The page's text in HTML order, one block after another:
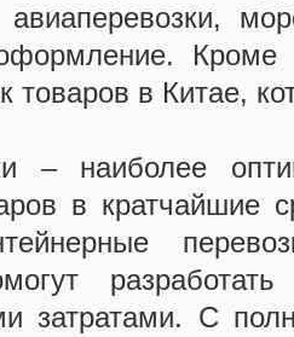
товаров в Китае,
– наиболее
в кратчайшие
затратами. С